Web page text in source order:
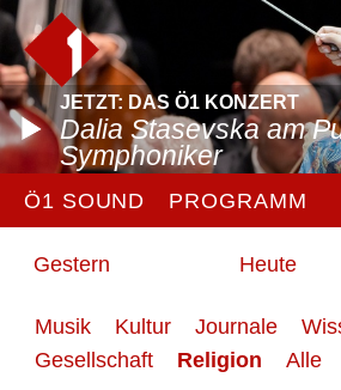
JETZT: DAS Ö1 KONZERT
Dalia Stasevska am
Symphoniker
Ö1 SOUND PROGRAMM
Gestern Heute
Musik Kultur Journale
Gesellschaft
Religion Alle